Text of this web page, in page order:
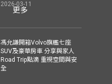
2026-03-11
更多
馮允謙開箱Volvo旗艦七座
SUV及豪華房車 分享與家人
Road Trip點滴 重視空間與安
全